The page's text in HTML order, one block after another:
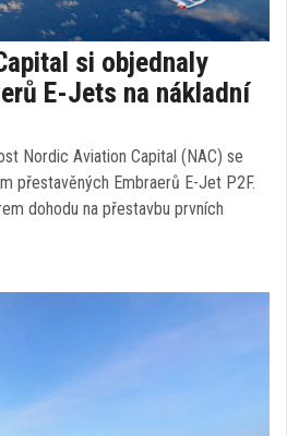
si objednaly
E-Jets na nákladní
Nordic Aviation Capital (NAC) se
přestavěných Embraerů E-Jet P2F.
dohodu na přestavbu prvních